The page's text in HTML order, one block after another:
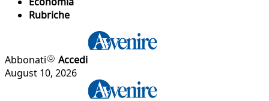
Rubriche
Abbonati
Accedi
August 10, 2026